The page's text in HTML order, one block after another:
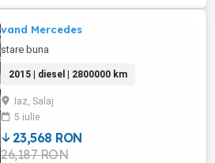
vand Mercedes
stare buna
2015 | diesel | 2800000 km
Iaz, Salaj
5 iulie
23,568 RON
26,187 RON